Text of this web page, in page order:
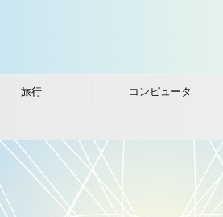
旅行 コンピュータ